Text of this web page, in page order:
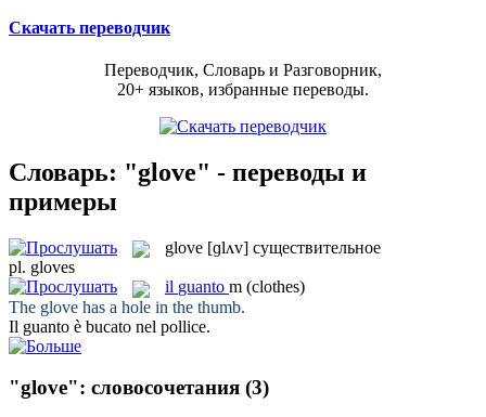
Скачать переводчик
Переводчик, Словарь и Разговорник,
20+ языков, избранные переводы.
Словарь: "glove" - переводы и
примеры
glove [ɡlʌv] существительное
pl. gloves
il guanto m (clothes)
The glove has a hole in the thumb.
Il guanto è bucato nel pollice.
"glove": словосочетания (3)